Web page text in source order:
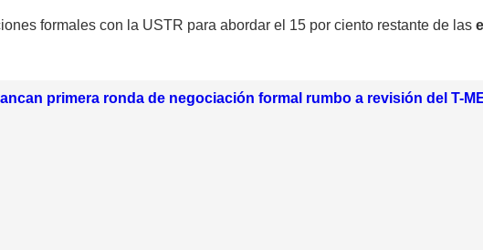
formales con la USTR para abordar el 15 por ciento restante de las
primera ronda de negociación formal rumbo a revisión del T-